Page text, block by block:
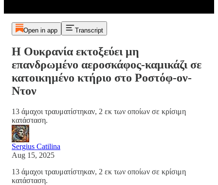
Open in app Transcript
Η Ουκρανία εκτοξεύει μη
επανδρωμένο αεροσκάφος-καμικάζι σε
κατοικημένο κτήριο στο Ροστόφ-ον-
Ντον
13 άμαχοι τραυματίστηκαν, 2 εκ των οποίων σε κρίσιμη
κατάσταση.
Sergius Catilina
Aug 15, 2025
13 άμαχοι τραυματίστηκαν, 2 εκ των οποίων σε κρίσιμη
κατάσταση.